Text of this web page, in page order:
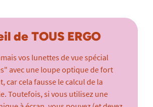
de TOUS ERGO
vos lunettes de vue spécial
avec une loupe optique de fort
car cela fausse le calcul de la
Toutefois, si vous utilisez une